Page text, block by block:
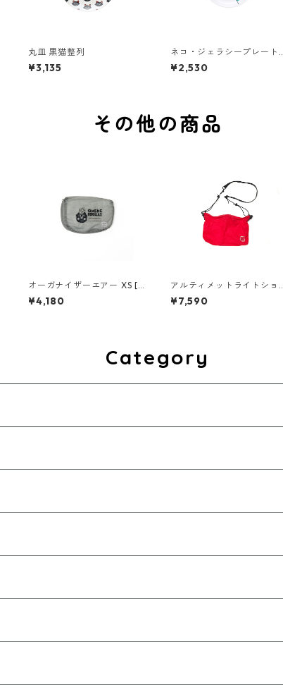
丸皿 黒猫整列
¥3,135
ネコ・ジェラシープレートS
きじとら
¥2,530
その他の商品
オーガナイザーエアー XS [K
FP×おめでゴリラックス]
¥4,180
アルティメットライトショ
ルダーバッグ ミニ [梅]
¥7,590
Category